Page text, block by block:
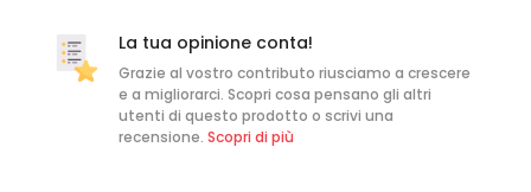
La tua opinione conta!
Grazie al vostro contributo riusciamo a crescere
e a migliorarci. Scopri cosa pensano gli altri
utenti di questo prodotto o scrivi una
recensione. Scopri di più